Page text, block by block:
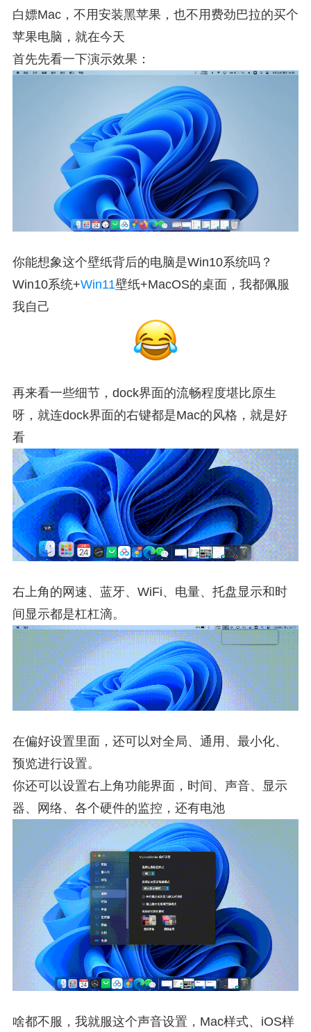
白嫖Mac，不用安装黑苹果，也不用费劲巴拉的买个
苹果电脑，就在今天
首先先看一下演示效果：
你能想象这个壁纸背后的电脑是Win10系统吗？
Win10系统+Win11壁纸+MacOS的桌面，我都佩服
我自己
再来看一些细节，dock界面的流畅程度堪比原生
呀，就连dock界面的右键都是Mac的风格，就是好
看
右上角的网速、蓝牙、WiFi、电量、托盘显示和时
间显示都是杠杠滴。
在偏好设置里面，还可以对全局、通用、最小化、
预览进行设置。
你还可以设置右上角功能界面，时间、声音、显示
器、网络、各个硬件的监控，还有电池
啥都不服，我就服这个声音设置，Mac样式、iOS样